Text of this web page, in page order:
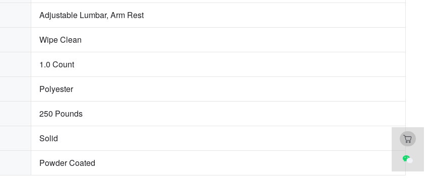
Adjustable Lumbar, Arm Rest
Wipe Clean
1.0 Count
Polyester
250 Pounds
Solid
Powder Coated